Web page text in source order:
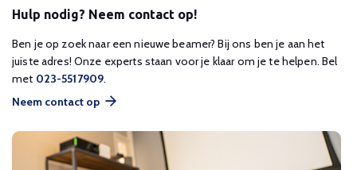
Hulp nodig? Neem contact op!
Ben je op zoek naar een nieuwe beamer? Bij ons ben je aan het
juiste adres! Onze experts staan voor je klaar om je te helpen. Bel
met 023-5517909.
Neem contact op